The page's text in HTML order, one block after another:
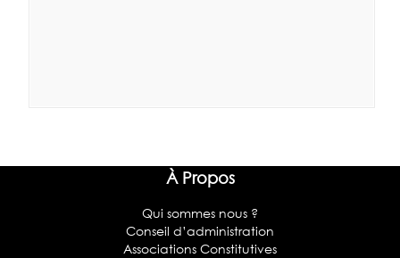
À Propos
Qui sommes nous ?
Conseil d’administration
Associations Constitutives